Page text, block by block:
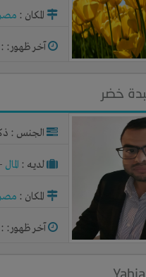
المكان :
آخر ظهور: : منذ
خضر
الجنس :
لديـه : المال -
المكان :
آخر ظهور: : منذ